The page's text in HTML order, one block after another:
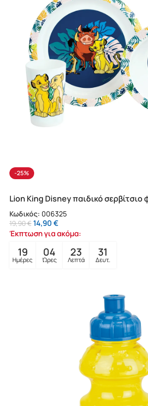
-25%
Lion King Disney παιδικό
Κωδικός: 006325
19,90€14,90€
Έκπτωση για ακόμα:
19
Ημέρες
04
Ώρες
23
Λεπτά
29
Δευτ.